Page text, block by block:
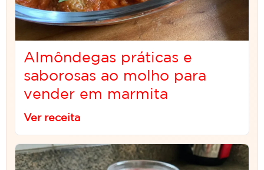
Almôndegas práticas e
saborosas ao molho para
vender em marmita
Ver receita